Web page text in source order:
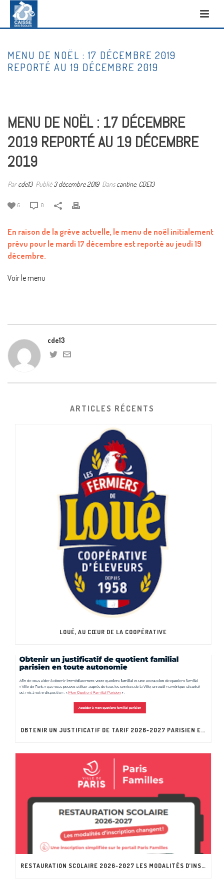
MENU DE NOËL : 17 DÉCEMBRE 2019
REPORTÉ AU 19 DÉCEMBRE 2019
MENU DE NOËL : 17 DÉCEMBRE
2019 REPORTÉ AU 19 DÉCEMBRE
2019
Parcde13 Publié3 décembre 2019 Danscantine, CDE13
6 0
En raison de la grève actuelle, le menu de noël initialement
prévu pour le mardi 17 décembre est reporté au jeudi 19
décembre.
Voir le menu
cde13
ARTICLES RÉCENTS
LOUÉ, AU CŒUR DE LA COOPÉRATIVE
OBTENIR UN JUSTIFICATIF DE TARIF 2026-2027 PARISIEN EN TOUTE AUTONOMIE
RESTAURATION SCOLAIRE 2026-2027 LES MODALITÉS D’INSCRIPTION CHANGENT !